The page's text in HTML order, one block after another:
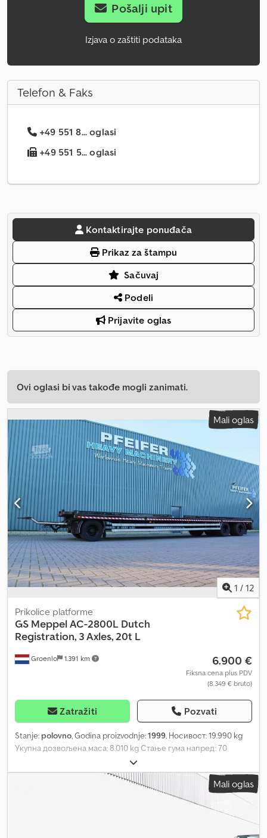
Pošalji upit
Izjava o zaštiti podataka
Telefon & Faks
+49 551 8... oglasi
+49 551 5... oglasi
Kontaktirajte ponuđača
Prikaz za štampu
Sačuvaj
Podeli
Prijavite oglas
Ovi oglasi bi vas takođe mogli zanimati.
Mali oglas
1 / 12
Groenlo 1.391 km
Prikolice platforme
GS Meppel AC-2800L Dutch
Registration, 3 Axles, 20t L
6.900 €
Fiksna cena plus PDV
(8.349 € bruto)
Zatražiti Pozvati
Stanje: polovno, Godina proizvodnje:1999, Носивост: 19.990 kg
Укупна дозвољена маса: 8.010 kg Стање гума напред: 70
Chedpfsutw I Njx Akrea Стање гума позади: 70 Гуме напред:
245/70 R 17.5 Гуме позади: 245/70 R 17.5 За више информација
Mali oglas